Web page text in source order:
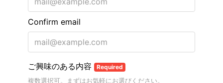
Confirm email
ご興味のある内容 Required
複数選択可。まずはお気軽にお選びください。